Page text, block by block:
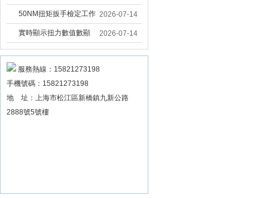
固大扭力電動扳手 塔機
安裝電動扳手廠家
50NM扭矩扳手檢定工作
臺 高精度扭力校準設備
扳手精度檢定設備廠家
2026-07-14
實時顯示扭力數值數顯
扭力扳手 工業數顯扭力
扳手數據可顯示品牌
2026-07-14
服務熱線：15821273198
手機號碼：15821273198
地 址：上海市松江區新橋鎮九新公路
2888號5號樓